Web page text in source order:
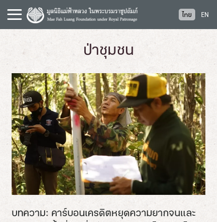
i
ไทย EN
ป่าชุมชน
บทความ: คาร์บอนเครดิตหยุดความยากจนและ